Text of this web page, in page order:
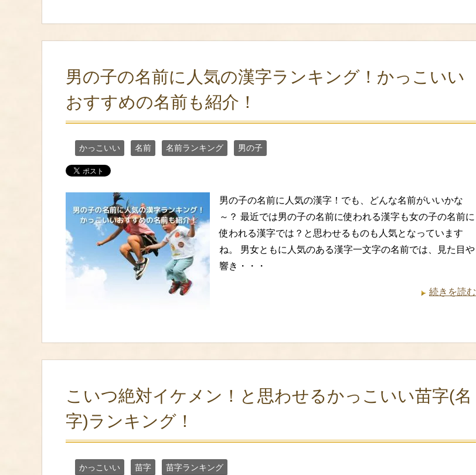
男の子の名前に人気の漢字ランキング！かっこいい
おすすめの名前も紹介！
かっこいい 名前 名前ランキング 男の子
男の子の名前に人気の漢字！でも、どんな名前がいいかな
～？ 最近では男の子の名前に使われる漢字も女の子の名前に
使われる漢字では？と思わせるものも人気となっています
ね。 男女ともに人気のある漢字一文字の名前では、見た目や
響き・・・
続きを読む
こいつ絶対イケメン！と思わせるかっこいい苗字(名
字)ランキング！
かっこいい 苗字 苗字ランキング